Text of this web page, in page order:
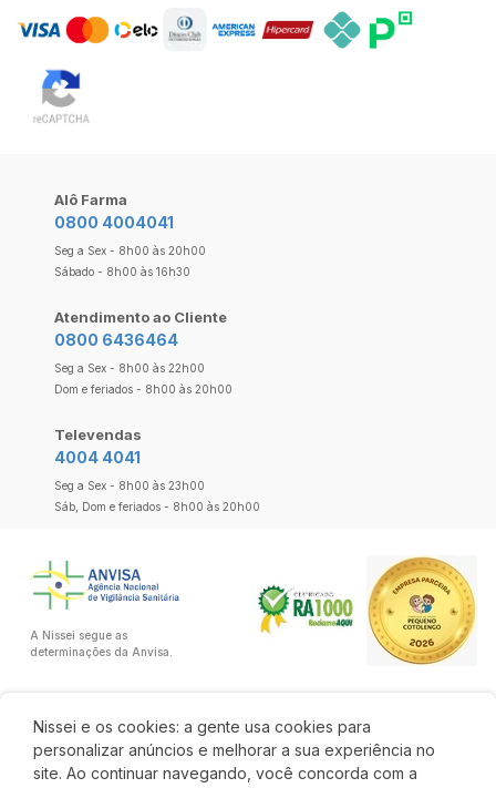
Nissei e os cookies: a gente usa cookies para
personalizar anúncios e melhorar a sua experiência no
site. Ao continuar navegando, você concorda com a
Alô Farma
0800 4004041
Seg a Sex - 8h00 às 20h00
Sábado - 8h00 às 16h30
Atendimento ao Cliente
0800 6436464
Seg a Sex - 8h00 às 22h00
Dom e feriados - 8h00 às 20h00
Televendas
4004 4041
Seg a Sex - 8h00 às 23h00
Sáb, Dom e feriados - 8h00 às 20h00
A Nissei segue as
determinações da Anvisa.